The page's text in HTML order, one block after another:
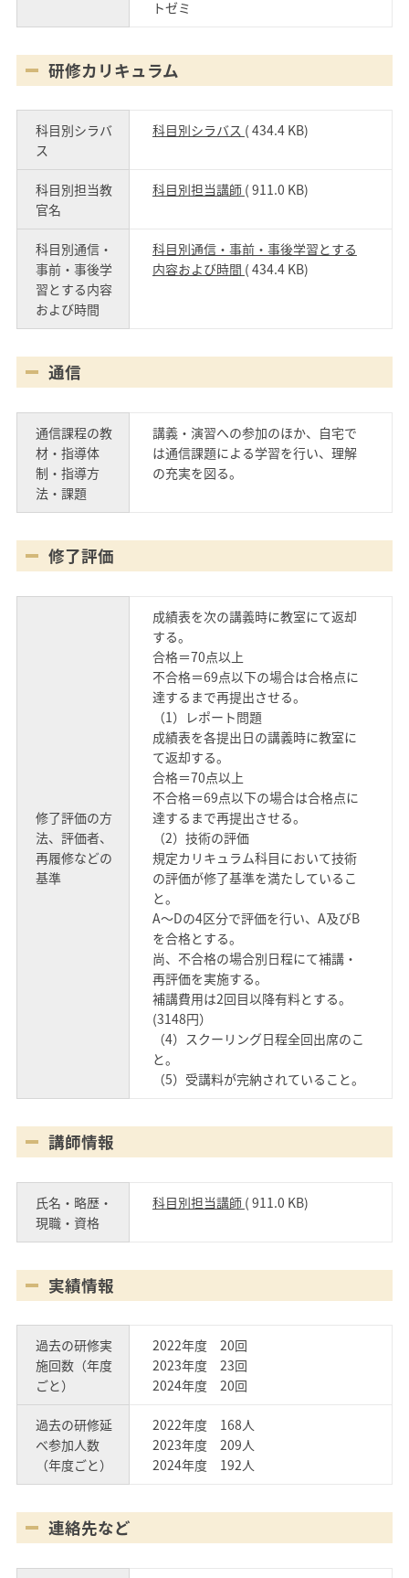
トゼミ
研修カリキュラム
科目別シラバ
ス
科目別シラバス ( 434.4 KB)
科目別担当教
官名
科目別担当講師 ( 911.0 KB)
科目別通信・
事前・事後学
習とする内容
および時間
科目別通信・事前・事後学習とする
内容および時間 ( 434.4 KB)
通信
通信課程の教
材・指導体
制・指導方
法・課題
講義・演習への参加のほか、自宅で
は通信課題による学習を行い、理解
の充実を図る。
修了評価
修了評価の方
法、評価者、
再履修などの
基準
成績表を次の講義時に教室にて返却
する。
合格＝70点以上
不合格＝69点以下の場合は合格点に
達するまで再提出させる。
（1）レポート問題
成績表を各提出日の講義時に教室に
て返却する。
合格＝70点以上
不合格＝69点以下の場合は合格点に
達するまで再提出させる。
（2）技術の評価
規定カリキュラム科目において技術
の評価が修了基準を満たしているこ
と。
A～Dの4区分で評価を行い、A及びB
を合格とする。
尚、不合格の場合別日程にて補講・
再評価を実施する。
補講費用は2回目以降有料とする。
(3148円）
（4）スクーリング日程全回出席のこ
と。
（5）受講料が完納されていること。
講師情報
氏名・略歴・
現職・資格
科目別担当講師 ( 911.0 KB)
実績情報
過去の研修実
施回数（年度
ごと）
2022年度 20回
2023年度 23回
2024年度 20回
過去の研修延
べ参加人数
（年度ごと）
2022年度 168人
2023年度 209人
2024年度 192人
連絡先など